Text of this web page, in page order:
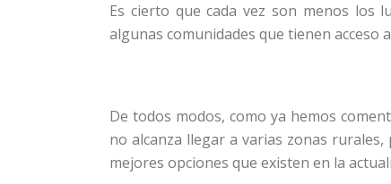
Es cierto que cada vez son menos los
algunas comunidades que tienen acceso
De todos modos, como ya hemos
no alcanza llegar a varias zonas
mejores opciones que existen en la